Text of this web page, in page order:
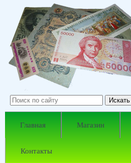
Главная Магазин
Контакты